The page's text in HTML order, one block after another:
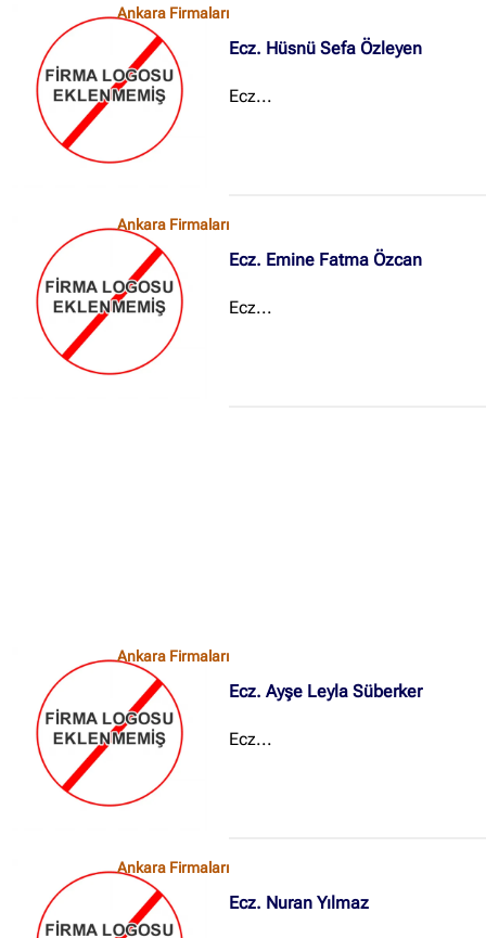
Ankara Firmaları
Ecz. Hüsnü Sefa Özleyen
Ecz...
Ankara Firmaları
Ecz. Emine Fatma Özcan
Ecz...
Ankara Firmaları
Ecz. Ayşe Leyla Süberker
Ecz...
Ankara Firmaları
Ecz. Nuran Yılmaz